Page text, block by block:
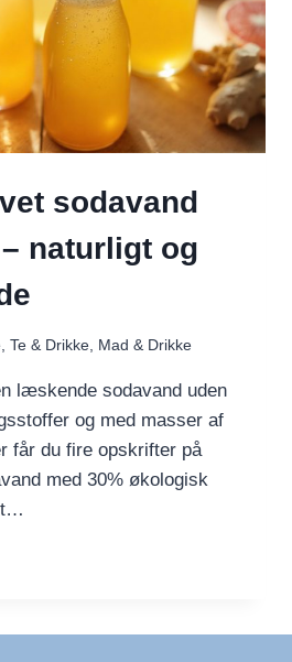
sodavand
naturligt og
Te & Drikke Mad & Drikke
læskende sodavand uden
og med masser af
får du fire opskrifter på
med 30% økologisk